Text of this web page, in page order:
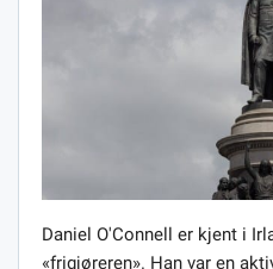
Daniel O'Connell er kjent i
«frigjøreren». Han var en